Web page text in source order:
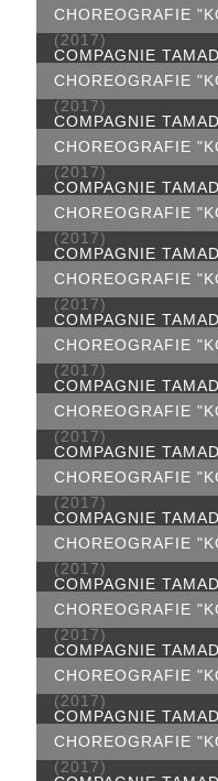
CHOREOGRAFIE
(2017)
COMPAGNIE
CHOREOGRAFIE
(2017)
COMPAGNIE
CHOREOGRAFIE
(2017)
COMPAGNIE
CHOREOGRAFIE
(2017)
COMPAGNIE
CHOREOGRAFIE
(2017)
COMPAGNIE
CHOREOGRAFIE
(2017)
COMPAGNIE
CHOREOGRAFIE
(2017)
COMPAGNIE
CHOREOGRAFIE
(2017)
COMPAGNIE
CHOREOGRAFIE
(2017)
COMPAGNIE
CHOREOGRAFIE
(2017)
COMPAGNIE
CHOREOGRAFIE
(2017)
COMPAGNIE
CHOREOGRAFIE
(2017)